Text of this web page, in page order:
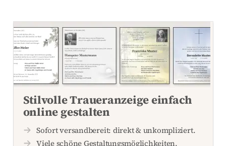
Stilvolle Traueranzeige einfach
online gestalten
Sofort versandbereit: direkt & unkompliziert.
Viele schöne Gestaltungsmöglichkeiten.